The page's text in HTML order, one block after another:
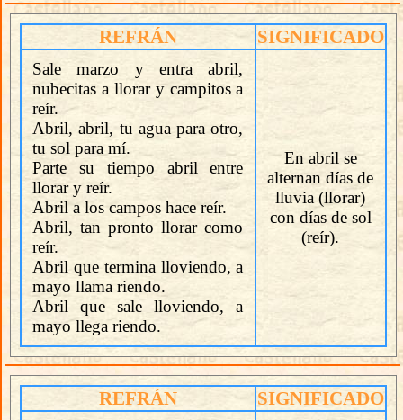
REFRÁN SIGNIFICADO
Sale marzo y entra abril,
nubecitas a llorar y campitos a
reír.
Abril, abril, tu agua para otro,
tu sol para mí.
Parte su tiempo abril entre
llorar y reír.
Abril a los campos hace reír.
Abril, tan pronto llorar como
reír.
Abril que termina lloviendo, a
mayo llama riendo.
Abril que sale lloviendo, a
mayo llega riendo.
En abril se
alternan días de
lluvia (llorar)
con días de sol
(reír).
REFRÁN SIGNIFICADO